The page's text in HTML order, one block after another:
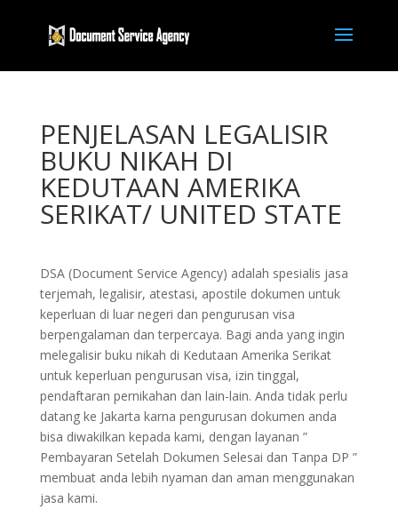
PENJELASAN LEGALISIR
BUKU NIKAH DI
KEDUTAAN AMERIKA
SERIKAT/ UNITED STATE
DSA (Document Service Agency) adalah spesialis jasa
terjemah, legalisir, atestasi, apostile dokumen untuk
keperluan di luar negeri dan pengurusan visa
berpengalaman dan terpercaya. Bagi anda yang ingin
melegalisir buku nikah di Kedutaan Amerika Serikat
untuk keperluan pengurusan visa, izin tinggal,
pendaftaran pernikahan dan lain-lain. Anda tidak perlu
datang ke Jakarta karna pengurusan dokumen anda
bisa diwakilkan kepada kami, dengan layanan ”
Pembayaran Setelah Dokumen Selesai dan Tanpa DP ”
membuat anda lebih nyaman dan aman menggunakan
jasa kami.